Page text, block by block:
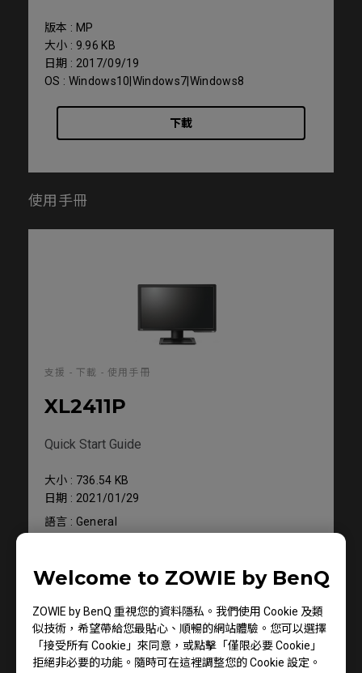
Welcome to ZOWIE by BenQ
ZOWIE by BenQ 重視您的資料隱私。我們使用 Cookie 及類
似技術，希望帶給您最貼心、順暢的網站體驗。您可以選擇
「接受所有 Cookie」來同意，或點擊「僅限必要 Cookie」
拒絕非必要的功能。隨時可在這裡調整您的 Cookie 設定。
版本 : MP
大小 : 9.96 KB
日期 : 2017/09/19
OS : Windows10|Windows7|Windows8
下載
使用手冊
支援 - 下載 - 使用手冊
XL2411P
Quick Start Guide
大小 : 736.54 KB
日期 : 2021/01/29
語言 : General
預覽